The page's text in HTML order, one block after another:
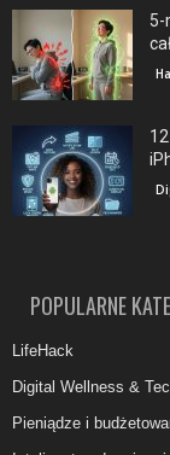
5-
POPULARNE
LifeHack
Digital Wellness &
Pieniądze i